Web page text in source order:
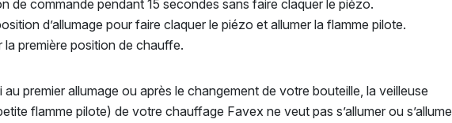
de commande pendant 15 secondes sans faire claquer le piézo.
d’allumage pour faire claquer le piézo et allumer la flamme pilote.
première position de chauffe.
au premier allumage ou après le changement de votre bouteille, la veilleuse
flamme pilote) de votre chauffage Favex ne veut pas s’allumer ou s’allume